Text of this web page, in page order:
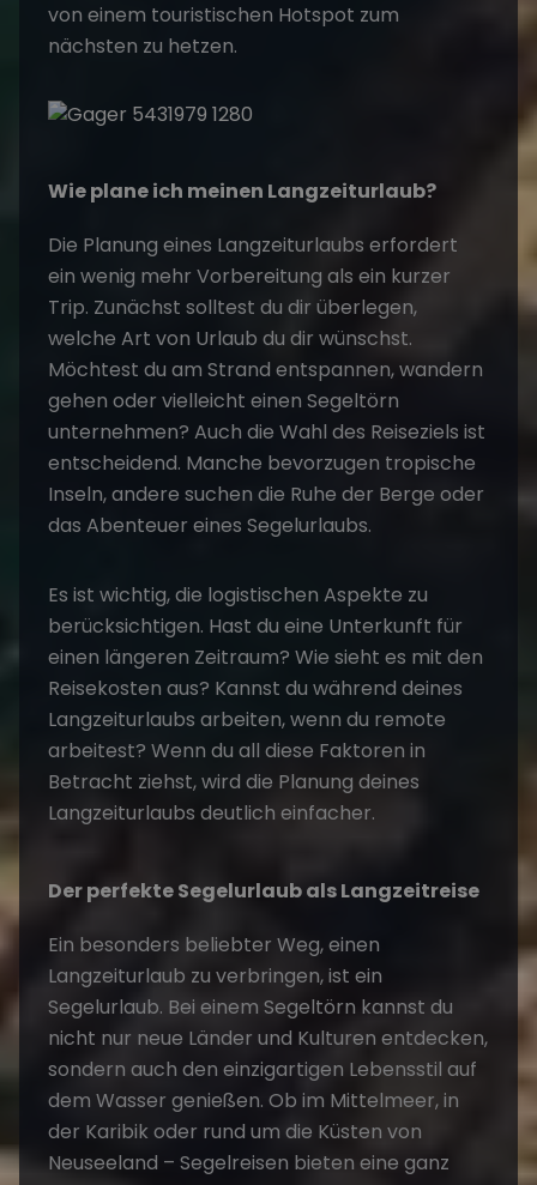
von einem touristischen Hotspot zum
nächsten zu hetzen.
Wie plane ich meinen Langzeiturlaub?
Die Planung eines Langzeiturlaubs erfordert
ein wenig mehr Vorbereitung als ein kurzer
Trip. Zunächst solltest du dir überlegen,
welche Art von Urlaub du dir wünschst.
Möchtest du am Strand entspannen, wandern
gehen oder vielleicht einen Segeltörn
unternehmen? Auch die Wahl des Reiseziels ist
entscheidend. Manche bevorzugen tropische
Inseln, andere suchen die Ruhe der Berge oder
das Abenteuer eines Segelurlaubs.
Es ist wichtig, die logistischen Aspekte zu
berücksichtigen. Hast du eine Unterkunft für
einen längeren Zeitraum? Wie sieht es mit den
Reisekosten aus? Kannst du während deines
Langzeiturlaubs arbeiten, wenn du remote
arbeitest? Wenn du all diese Faktoren in
Betracht ziehst, wird die Planung deines
Langzeiturlaubs deutlich einfacher.
Der perfekte Segelurlaub als Langzeitreise
Ein besonders beliebter Weg, einen
Langzeiturlaub zu verbringen, ist ein
Segelurlaub. Bei einem Segeltörn kannst du
nicht nur neue Länder und Kulturen entdecken,
sondern auch den einzigartigen Lebensstil auf
dem Wasser genießen. Ob im Mittelmeer, in
der Karibik oder rund um die Küsten von
Neuseeland – Segelreisen bieten eine ganz